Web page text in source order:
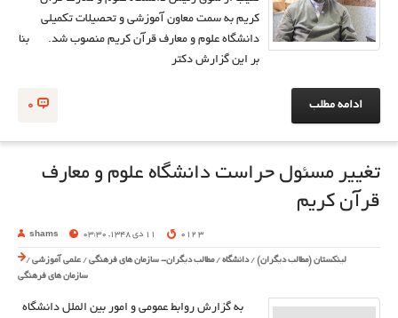
کریم به سمت معاون آموزشی و تحصیلات تکمیلی
دانشگاه علوم و معارف قرآن کریم منصوب شد. بنا
بر این گزارش دکتر
0 ادامه مطلب
تغییر مسئول حراست دانشگاه علوم و معارف
قرآن کریم
shams 11 دی 1348, 03:30 3 012
لینکستان (مطالب دیگران) /دانشگاه /مطالب دیگران- سازمان های فرهنگی / علمی آموزشی /
سازمان های فرهنگی
به گزارش روابط عمومی و امور بین الملل دانشگاه